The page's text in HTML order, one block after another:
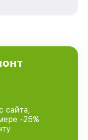
уровень
сайта,
-25%